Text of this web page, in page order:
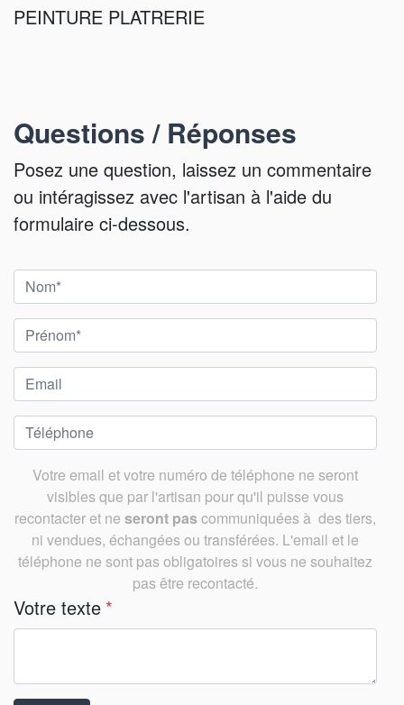
PEINTURE PLATRERIE
Questions / Réponses
Posez une question, laissez un commentaire
ou intéragissez avec l'artisan à l'aide du
formulaire ci-dessous.
Votre email et votre numéro de téléphone ne seront
visibles que par l'artisan pour qu'il puisse vous
recontacter et ne seront pas communiquées à des tiers,
ni vendues, échangées ou transférées. L'email et le
téléphone ne sont pas obligatoires si vous ne souhaitez
pas être recontacté.
Votre texte *